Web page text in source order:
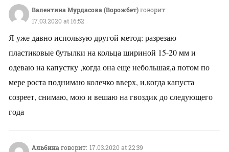
Валентина Мурдасова (Ворожбет)говорит:
17.03.2020 at 16:52
Я уже давно использую другой метод: разрезаю
пластиковые бутылки на кольца шириной 15-20 мм и
одеваю на капустку ,когда она еще небольшая,а потом по
мере роста поднимаю колечко вверх, и,когда капуста
созреет, снимаю, мою и вешаю на гвоздик до следующего
года
Альбина говорит: 17.03.2020 at 22:39